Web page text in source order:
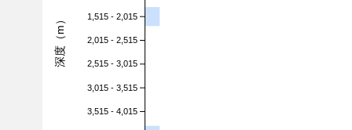
1,515 - 2,015
2,015 - 2,515
2,515 - 3,015
3,015 - 3,515
3,515 - 4,015
深度（m）